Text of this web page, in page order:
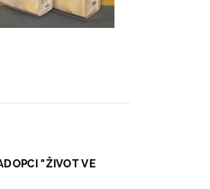
"ŽIVOT VE